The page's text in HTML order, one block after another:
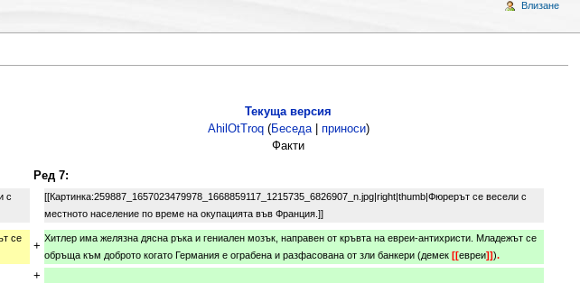
Текуща версия
AhilOtTroq(Беседа| приноси)
Факти
Ред 7:
с
[[Картинка:259887_1657023479978_1668859117_1215735_6826907_n.jpg|right|thumb|Фюрерът се весели с
местното население по време на окупацията във Франция.]]
се
+
Хитлер има желязна дясна ръка и гениален мозък, направен от кръвта на евреи-антихристи. Младежът се
обръща към доброто когато Германия е ограбена и разфасована от зли банкери (демек [[евреи]]).
+
Влизане